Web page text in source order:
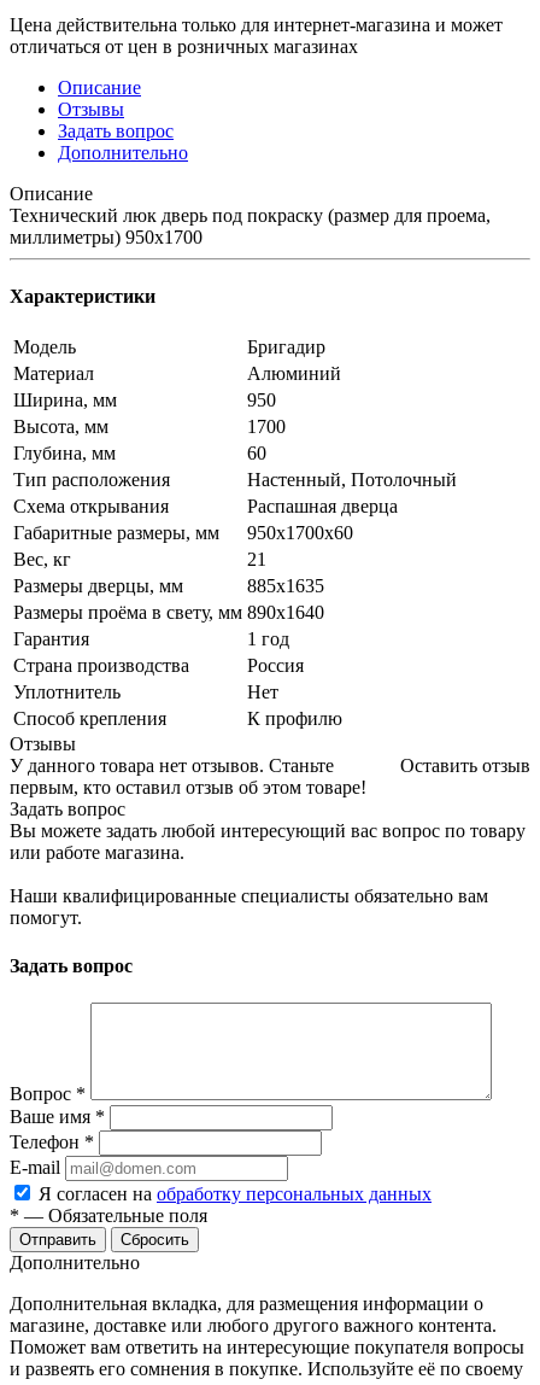
Цена действительна только для интернет-магазина и может
отличаться от цен в розничных магазинах
Описание
Отзывы
Задать вопрос
Дополнительно
Описание
Технический люк дверь под покраску (размер для проема,
миллиметры) 950x1700
Характеристики
Модель
Бригадир
Материал
Алюминий
Ширина, мм
950
Высота, мм
1700
Глубина, мм
60
Тип расположения
Настенный, Потолочный
Схема открывания
Распашная дверца
Габаритные размеры, мм
950х1700х60
Вес, кг
21
Размеры дверцы, мм
885х1635
Размеры проёма в свету, мм 890х1640
Гарантия
1 год
Страна производства
Россия
Уплотнитель
Нет
Способ крепления
К профилю
Отзывы
Оставить отзыв
У данного товара нет отзывов. Станьте
первым, кто оставил отзыв об этом товаре!
Задать вопрос
Вы можете задать любой интересующий вас вопрос по товару
или работе магазина.
Наши квалифицированные специалисты обязательно вам
помогут.
Задать вопрос
Вопрос *
Ваше имя *
Телефон *
E-mail
Я согласен на обработку персональных данных
* — Обязательные поля
Сбросить
Дополнительно
Дополнительная вкладка, для размещения информации о
магазине, доставке или любого другого важного контента.
Поможет вам ответить на интересующие покупателя вопросы
и развеять его сомнения в покупке. Используйте её по своему